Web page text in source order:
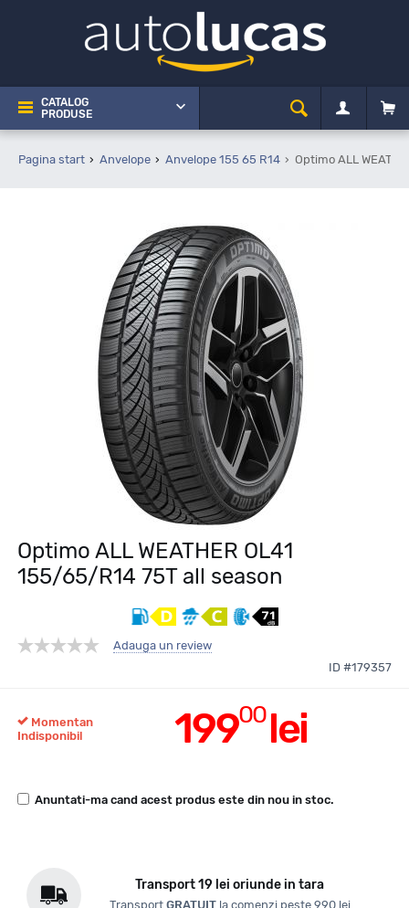
CATALOG
PRODUSE
Pagina start Anvelope Anvelope 155 65 R14 Optimo ALL
Optimo ALL WEATHER OL41
155/65/R14 75T all season
Adauga un review
ID #179357
19900lei
Momentan
Indisponibil
Anuntati-ma cand acest produs este din nou in stoc.
Transport 19 lei oriunde in tara
Transport GRATUITla comenzi peste 990 lei